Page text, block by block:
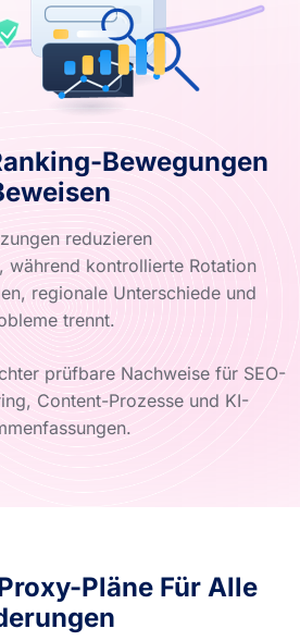
Bewegungen
reduzieren
während kontrollierte Rotation
regionale Unterschiede und
trennt.
prüfbare Nachweise für SEO-
Content-Prozesse und KI-
Pläne Für Alle